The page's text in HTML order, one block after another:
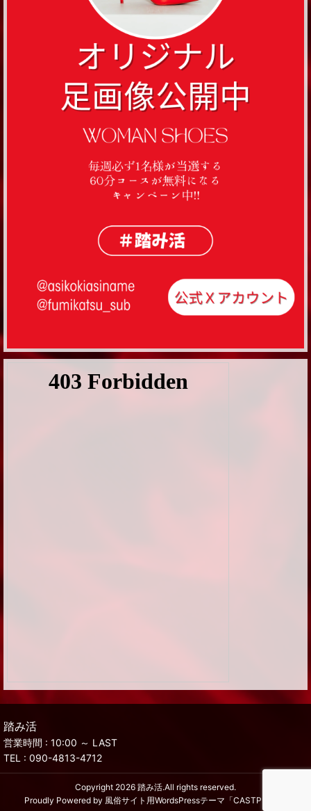
踏み活
営業時間 : 10:00 ～ LAST
TEL : 090-4813-4712
Copyright 2026 踏み活.All rights reserved.
Proudly Powered by 風俗サイト用WordsPressテーマ「CASTPRO5」